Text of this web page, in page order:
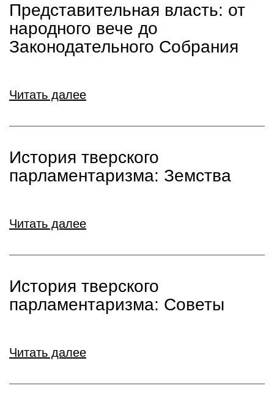
Представительная власть: от
народного вече до
Законодательного Собрания
Читать далее
История тверского
парламентаризма: Земства
Читать далее
История тверского
парламентаризма: Советы
Читать далее